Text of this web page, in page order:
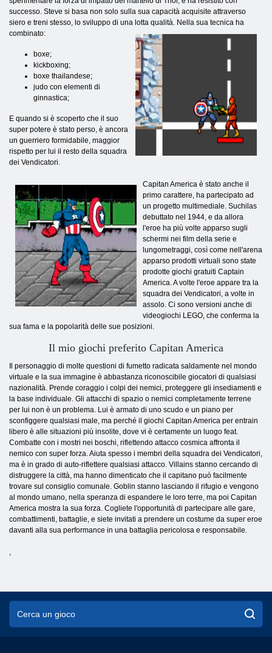
successo. Steve si basa non solo sulla sua capacità acquisite attraverso
siero e treni stesso, lo sviluppo di una lotta qualità. Nella sua tecnica ha
combinato:
boxe;
kickboxing;
boxe thailandese;
judo con elementi di
ginnastica;
E quando si è scoperto che il suo
super potere è stato perso, è ancora
un guerriero formidabile, maggior
rispetto per lui il resto della squadra
dei Vendicatori.
Capitan America è stato anche il
primo carattere, ha partecipato ad
un progetto multimediale. Suchilas
debuttato nel 1944, e da allora
l'eroe ha più volte apparso sugli
schermi nei film della serie e
lungometraggi, così come nell'arena
apparso prodotti virtuali sono state
prodotte giochi gratuiti Captain
America. A volte l'eroe appare tra la
squadra dei Vendicatori, a volte in
assolo. Ci sono versioni anche di
videogiochi LEGO, che conferma la
sua fama e la popolarità delle sue posizioni.
Il mio giochi preferito Capitan America
Il personaggio di molte questioni di fumetto radicata saldamente nel mondo
virtuale e la sua immagine è abbastanza riconoscibile giocatori di qualsiasi
nazionalità. Prende coraggio i colpi dei nemici, proteggere gli insediamenti e
la base individuale. Gli attacchi di spazio o nemici completamente terrene
per lui non è un problema. Lui è armato di uno scudo e un piano per
sconfiggere qualsiasi male, ma perché il giochi Capitan America per entrain
libero è alle situazioni più insolite, dove vi è certamente un luogo feat.
Combatte con i mostri nei boschi, riflettendo attacco cosmica affronta il
nemico con super forza. Aiuta spesso i membri della squadra dei Vendicatori,
ma è in grado di auto-riflettere qualsiasi attacco. Villains stanno cercando di
distruggere la città, ma hanno dimenticato che il capitano può facilmente
trovare sul consiglio comunale. Goblin stanno lasciando il rifugio e vengono
al mondo umano, nella speranza di espandere le loro terre, ma poi Capitan
America mostra la sua forza. Cogliete l'opportunità di partecipare alle gare,
combattimenti, battaglie, e siete invitati a prendere un costume da super eroe
davanti alla sua performance in una battaglia pericolosa e responsabile.
,